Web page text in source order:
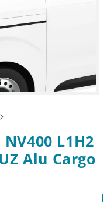
L1H2
Alu Cargo